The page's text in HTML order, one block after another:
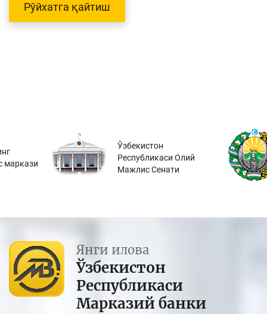
Рўйхатга қайтиш
маркази
Ўзбекистон
Республикаси Олий
Мажлис Сенати
Янги илова
Ўзбекистон
Республикаси
Марказий банки